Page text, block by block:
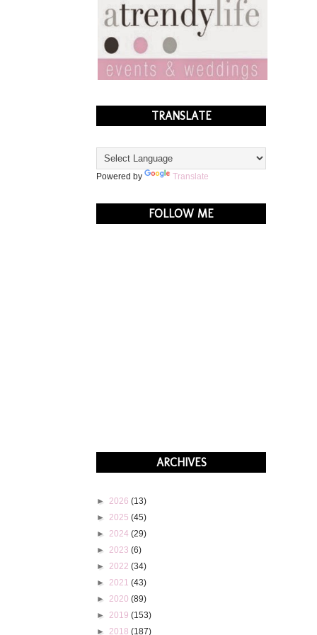
TRANSLATE
Powered by Translate
FOLLOW ME
ARCHIVES
► 2026 (13)
► 2025 (45)
► 2024 (29)
► 2023 (6)
► 2022 (34)
► 2021 (43)
► 2020 (89)
► 2019 (153)
► 2018 (187)